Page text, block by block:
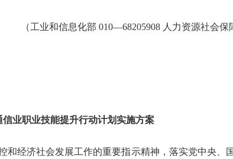
（工业和信息化部 010—68205908 人力资源社会保
信业职业技能提升行动计划实施方案
和经济社会发展工作的重要指示精神，落实党中央、